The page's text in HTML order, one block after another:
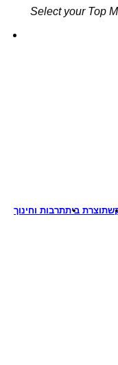
Select your Top
תוצרת ביתתרבות וחינוך